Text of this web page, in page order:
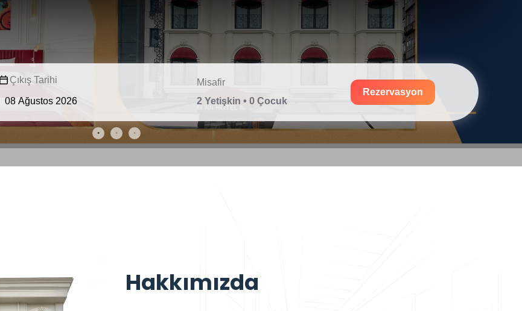
Çıkış Tarihi
Misafir
2 Yetişkin • 0 Çocuk
Rezervasyon
Hakkımızda